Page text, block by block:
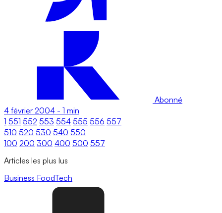
Abonné
4 février 2004 - 1 min
1 551 552 553 554 555 556 557
510 520 530 540 550
100 200 300 400 500 557
Articles les plus lus
Business FoodTech